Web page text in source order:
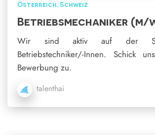
Österreich Schweiz
Betriebsmechaniker (m/
Wir sind aktiv auf der
Betriebstechniker/-Innen. Schick
Bewerbung zu.
talenthai